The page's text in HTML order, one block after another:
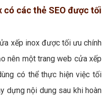
có các thẻ SEO được tối
xếp inox được tối ưu chính
nên một trang web cửa xếp
có thể thực hiện việc tối
dựng nội dung sau khi hoàn